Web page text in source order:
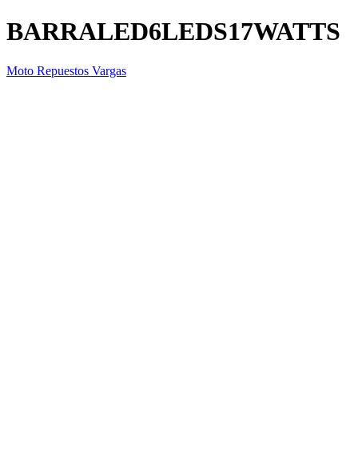
BARRALED6LEDS17WATTS
Moto Repuestos Vargas